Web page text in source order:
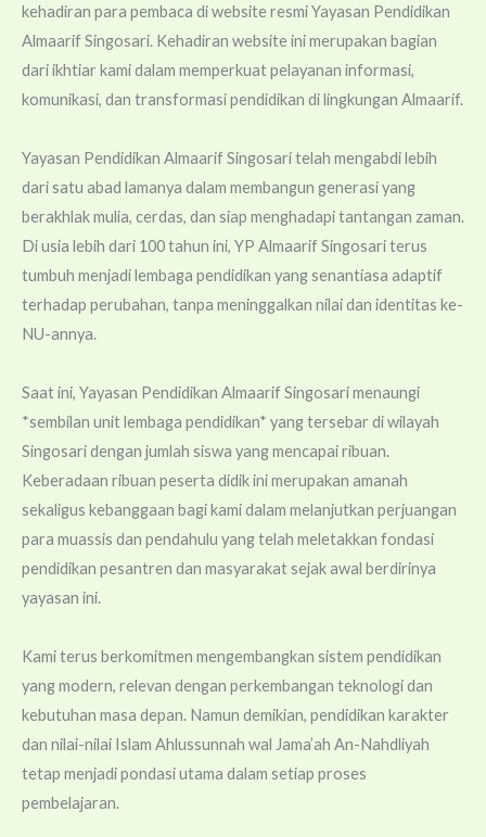
kehadiran para pembaca di website resmi Yayasan Pendidikan
Almaarif Singosari. Kehadiran website ini merupakan bagian
dari ikhtiar kami dalam memperkuat pelayanan informasi,
komunikasi, dan transformasi pendidikan di lingkungan Almaarif.
Yayasan Pendidikan Almaarif Singosari telah mengabdi lebih
dari satu abad lamanya dalam membangun generasi yang
berakhlak mulia, cerdas, dan siap menghadapi tantangan zaman.
Di usia lebih dari 100 tahun ini, YP Almaarif Singosari terus
tumbuh menjadi lembaga pendidikan yang senantiasa adaptif
terhadap perubahan, tanpa meninggalkan nilai dan identitas ke-
NU-annya.
Saat ini, Yayasan Pendidikan Almaarif Singosari menaungi
*sembilan unit lembaga pendidikan* yang tersebar di wilayah
Singosari dengan jumlah siswa yang mencapai ribuan.
Keberadaan ribuan peserta didik ini merupakan amanah
sekaligus kebanggaan bagi kami dalam melanjutkan perjuangan
para muassis dan pendahulu yang telah meletakkan fondasi
pendidikan pesantren dan masyarakat sejak awal berdirinya
yayasan ini.
Kami terus berkomitmen mengembangkan sistem pendidikan
yang modern, relevan dengan perkembangan teknologi dan
kebutuhan masa depan. Namun demikian, pendidikan karakter
dan nilai-nilai Islam Ahlussunnah wal Jama’ah An-Nahdliyah
tetap menjadi pondasi utama dalam setiap proses
pembelajaran.
Adventure"
Jul
MA Almaarif Singosari Perkuat Peran Guru BK,
Cinta
21
Jul
MATAMUDA MA Almaarif Singosari Bekali
Siswa Bijak Bermedia Digital dan Cinta Rupiah
19
Jul
Resmikan Tahun Ajaran Baru 2026/2027, YP
Sekolah/Madrasah, Wali Murid dan Pemerintah
01
MA Almaarif Singosari Raih Anugerah
Pendidikan Radar Malang 2026
01
Dwi Retno Palupi: Perjalanan 20 Tahun
Mengabdi, Antarkan MTs Almaarif 01 Singosari
ke Panggung Internasional
01